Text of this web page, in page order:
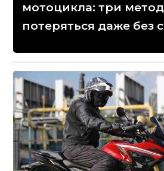
мотоцикла: три
потеряться даже без